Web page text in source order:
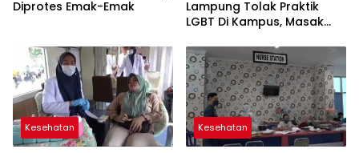
Diprotes Emak-Emak
Lampung Tolak Praktik
LGBT Di Kampus, Masak
Kesehatan Kesehatan